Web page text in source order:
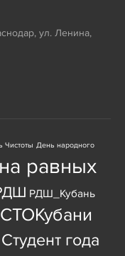
, ул. Ленина,
Чистоты День народного
равных
РДШ_Кубань
СТОКубани
Студент года